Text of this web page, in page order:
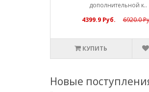
дополнительной к..
4399.9 Руб.
6920.0
КУПИТЬ
Новые